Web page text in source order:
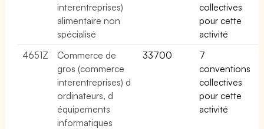
interentreprises)
alimentaire non
spécialisé
collectives
pour cette
activité
4651Z
Commerce de
gros (commerce
interentreprises) d
ordinateurs, d
équipements
informatiques
33700
7
conventions
collectives
pour cette
activité